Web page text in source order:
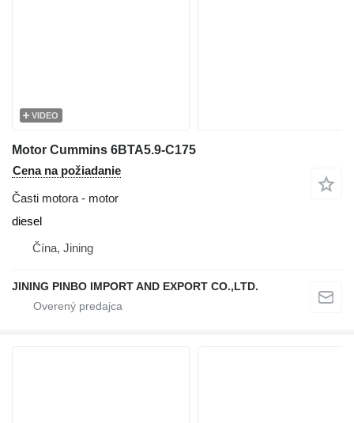
VIDEO
Motor Cummins 6BTA5.9-C175
Cena na požiadanie
Časti motora - motor
diesel
Čína, Jining
JINING PINBO IMPORT AND EXPORT CO.,LTD.